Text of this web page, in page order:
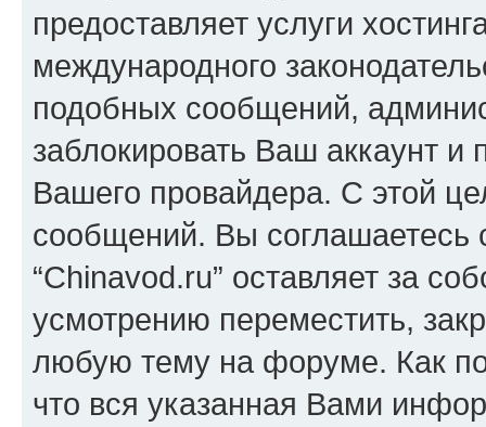
предоставляет услуги
международного
подобных сообщений,
заблокировать Ваш аккаунт и
Вашего провайдера. С этой
сообщений. Вы соглашаетесь
“Chinavod.ru” оставляет за
усмотрению переместить,
любую тему на форуме. Как
что вся указанная Вами